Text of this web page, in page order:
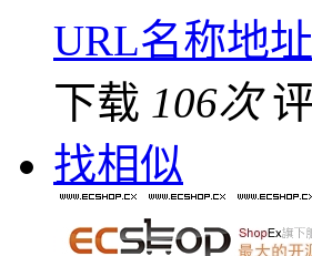
URL名称地
下载 106次
找相似